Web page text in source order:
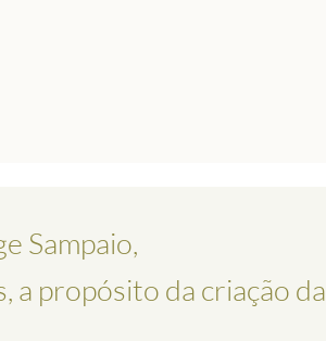
Sampaio,
propósito da criação